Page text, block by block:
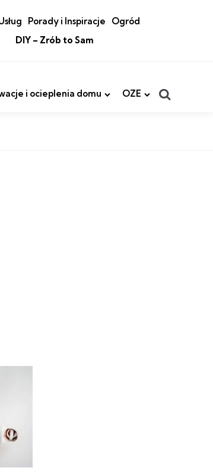
Porady i Inspiracje
Ogród
DIY – Zrób to Sam
i ocieplenia domu OZE